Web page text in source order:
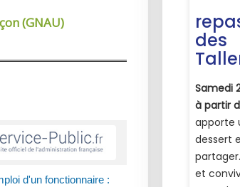
(GNAU)
d'un fonctionnaire :